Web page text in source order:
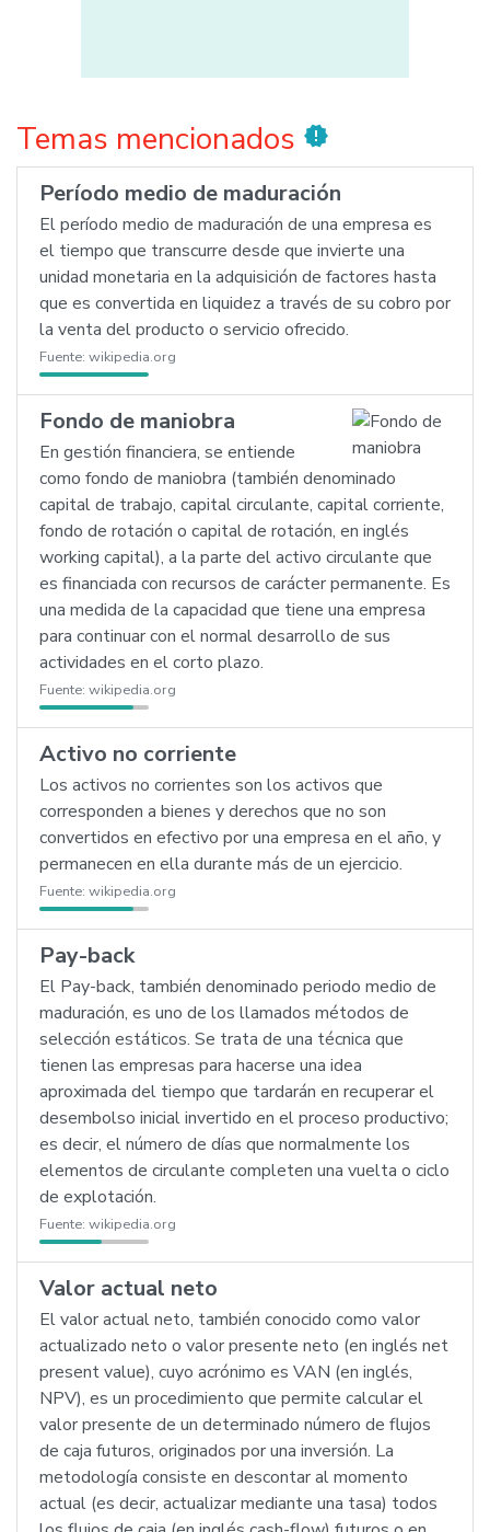
Temas mencionados new_releases
Período medio de maduración
El período medio de maduración de una empresa es
el tiempo que transcurre desde que invierte una
unidad monetaria en la adquisición de factores hasta
que es convertida en liquidez a través de su cobro por
la venta del producto o servicio ofrecido.
Fuente: wikipedia.org
Fondo de maniobra
En gestión financiera, se entiende
como fondo de maniobra (también denominado
capital de trabajo, capital circulante, capital corriente,
fondo de rotación o capital de rotación, en inglés
working capital), a la parte del activo circulante que
es financiada con recursos de carácter permanente. Es
una medida de la capacidad que tiene una empresa
para continuar con el normal desarrollo de sus
actividades en el corto plazo.
Fuente: wikipedia.org
Activo no corriente
Los activos no corrientes son los activos que
corresponden a bienes y derechos que no son
convertidos en efectivo por una empresa en el año, y
permanecen en ella durante más de un ejercicio.
Fuente: wikipedia.org
Pay-back
El Pay-back, también denominado periodo medio de
maduración, es uno de los llamados métodos de
selección estáticos. Se trata de una técnica que
tienen las empresas para hacerse una idea
aproximada del tiempo que tardarán en recuperar el
desembolso inicial invertido en el proceso productivo;
es decir, el número de días que normalmente los
elementos de circulante completen una vuelta o ciclo
de explotación.
Fuente: wikipedia.org
Valor actual neto
El valor actual neto, también conocido como valor
actualizado neto o valor presente neto (en inglés net
present value), cuyo acrónimo es VAN (en inglés,
NPV), es un procedimiento que permite calcular el
valor presente de un determinado número de flujos
de caja futuros, originados por una inversión. La
metodología consiste en descontar al momento
actual (es decir, actualizar mediante una tasa) todos